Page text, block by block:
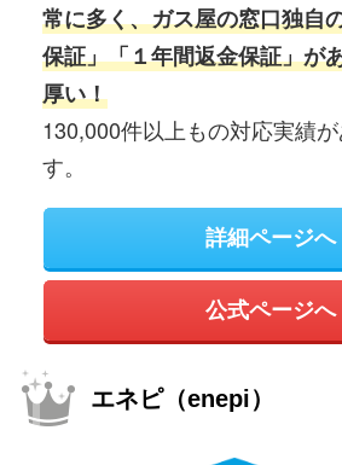
常に多く、ガス屋の窓口独自
保証」「１年間返金保証」が
厚い！
130,000件以上もの対応実績
す。
詳細ページへ
公式ページへ
エネピ（enepi）